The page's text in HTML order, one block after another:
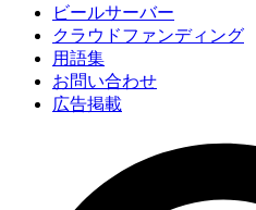
ビールサーバー
クラウドファンディング
用語集
お問い合わせ
広告掲載